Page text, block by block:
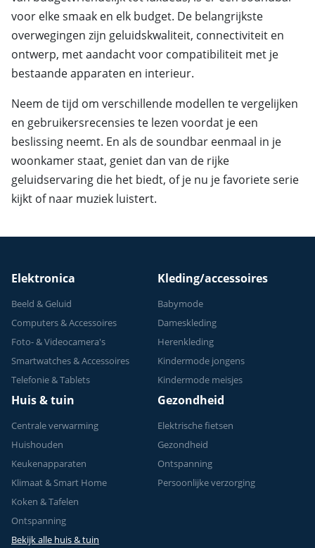
voor elke smaak en elk budget. De belangrijkste
overwegingen zijn geluidskwaliteit, connectiviteit en
ontwerp, met aandacht voor compatibiliteit met je
bestaande apparaten en interieur.
Neem de tijd om verschillende modellen te vergelijken
en gebruikersrecensies te lezen voordat je een
beslissing neemt. En als de soundbar eenmaal in je
woonkamer staat, geniet dan van de rijke
geluidservaring die het biedt, of je nu je favoriete serie
kijkt of naar muziek luistert.
Elektronica
Beeld & Geluid
Computers & Accessoires
Foto- & Videocamera's
Smartwatches & Accessoires
Telefonie & Tablets
Kleding/accessoires
Babymode
Dameskleding
Herenkleding
Kindermode jongens
Kindermode meisjes
Huis & tuin
Centrale verwarming
Huishouden
Keukenapparaten
Klimaat & Smart Home
Koken & Tafelen
Ontspanning
Bekijk alle huis & tuin
Gezondheid
Elektrische fietsen
Gezondheid
Ontspanning
Persoonlijke verzorging